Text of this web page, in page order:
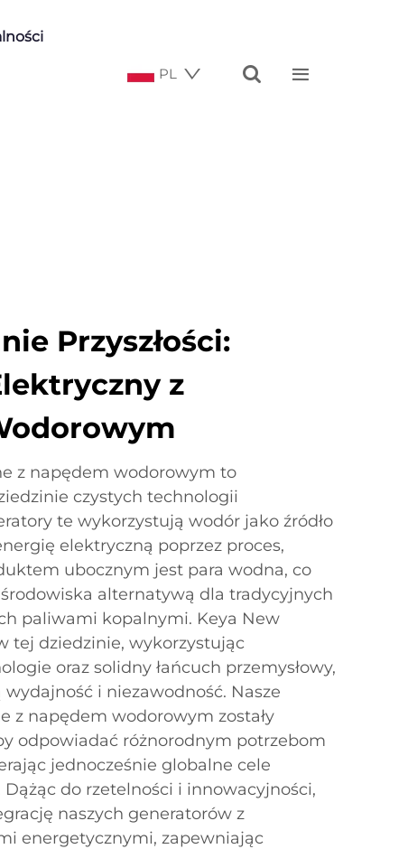
PL  
Przyszłości:
z
z napędem wodorowym to
czystych technologii
te wykorzystują wodór jako źródło
elektryczną poprzez proces,
ubocznym jest para wodna, co
alternatywą dla tradycyjnych
paliwami kopalnymi. Keya New
tej dziedzinie, wykorzystując
oraz solidny łańcuch przemysłowy,
i niezawodność. Nasze
z napędem wodorowym zostały
odpowiadać różnorodnym potrzebom
jednocześnie globalne cele
do rzetelności i innowacyjności,
naszych generatorów z
energetycznymi, zapewniając